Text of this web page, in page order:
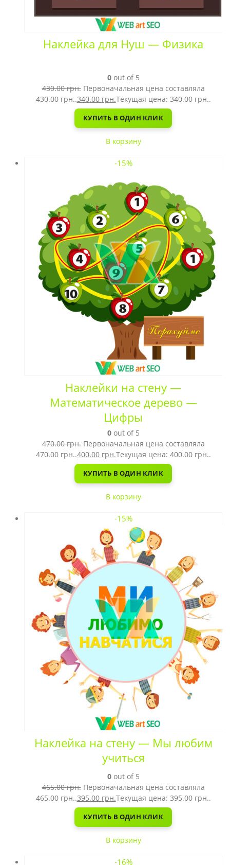
Наклейка для Нуш — Физика
0out of 5
430.00грн. Первоначальная цена составляла
430.00 грн..340.00 грн.Текущая цена: 340.00 грн..
КУПИТЬ В ОДИН КЛИК
В корзину
-15%
Наклейки на стену —
Математическое дерево —
Цифры
0out of 5
470.00грн. Первоначальная цена составляла
470.00 грн..400.00 грн.Текущая цена: 400.00 грн..
КУПИТЬ В ОДИН КЛИК
В корзину
-15%
Наклейка на стену — Мы любим
учиться
0out of 5
465.00грн. Первоначальная цена составляла
465.00 грн..395.00 грн.Текущая цена: 395.00 грн..
КУПИТЬ В ОДИН КЛИК
В корзину
-16%